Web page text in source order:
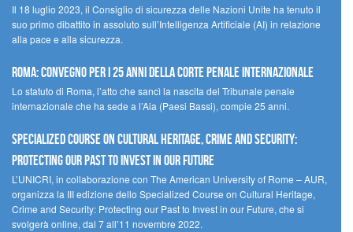
Il 18 luglio 2023, il Consiglio di sicurezza delle Nazioni Unite ha tenuto il
suo primo dibattito in assoluto sull’Intelligenza Artificiale (AI) in relazione
alla pace e alla sicurezza.
Roma: convegno per i 25 anni della Corte penale internazionale
Lo statuto di Roma, l’atto che sancì la nascita del Tribunale penale
internazionale che ha sede a l’Aia (Paesi Bassi), compie 25 anni.
Specialized Course on Cultural Heritage, Crime and Security:
Protecting our Past to Invest in our Future
L’UNICRI, in collaborazione con The American University of Rome – AUR,
organizza la III edizione dello Specialized Course on Cultural Heritage,
Crime and Security: Protecting our Past to Invest in our Future, che si
svolgerà online, dal 7 all’11 novembre 2022.